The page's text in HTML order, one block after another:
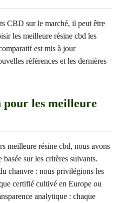
CBD sur le marché, il peut être
les meilleure résine cbd les
est mis à jour
références et les dernières
pour les meilleure
meilleure résine cbd, nous avons
sur les critères suivants.
chanvre : nous privilégions les
certifié cultivé en Europe ou
analytique : chaque